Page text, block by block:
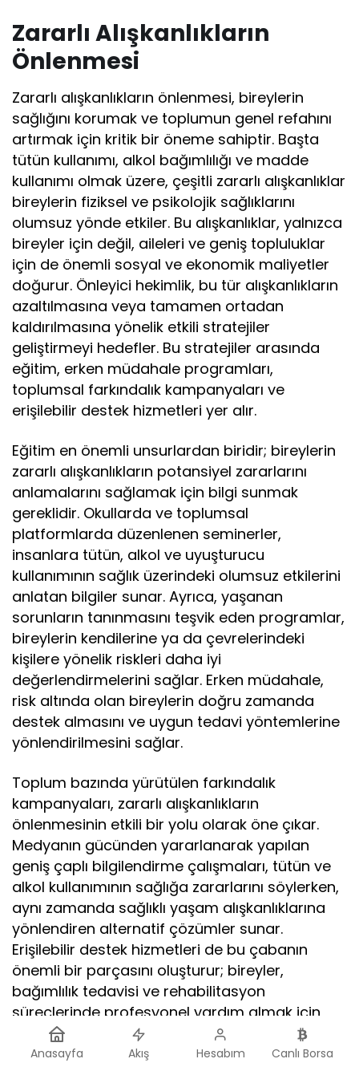
Zararlı Alışkanlıkların
Önlenmesi
Zararlı alışkanlıkların önlenmesi, bireylerin
sağlığını korumak ve toplumun genel refahını
artırmak için kritik bir öneme sahiptir. Başta
tütün kullanımı, alkol bağımlılığı ve madde
kullanımı olmak üzere, çeşitli zararlı alışkanlıklar
bireylerin fiziksel ve psikolojik sağlıklarını
olumsuz yönde etkiler. Bu alışkanlıklar, yalnızca
bireyler için değil, aileleri ve geniş topluluklar
için de önemli sosyal ve ekonomik maliyetler
doğurur. Önleyici hekimlik, bu tür alışkanlıkların
azaltılmasına veya tamamen ortadan
kaldırılmasına yönelik etkili stratejiler
geliştirmeyi hedefler. Bu stratejiler arasında
eğitim, erken müdahale programları,
toplumsal farkındalık kampanyaları ve
erişilebilir destek hizmetleri yer alır.
Eğitim en önemli unsurlardan biridir; bireylerin
zararlı alışkanlıkların potansiyel zararlarını
anlamalarını sağlamak için bilgi sunmak
gereklidir. Okullarda ve toplumsal
platformlarda düzenlenen seminerler,
insanlara tütün, alkol ve uyuşturucu
kullanımının sağlık üzerindeki olumsuz etkilerini
anlatan bilgiler sunar. Ayrıca, yaşanan
sorunların tanınmasını teşvik eden programlar,
bireylerin kendilerine ya da çevrelerindeki
kişilere yönelik riskleri daha iyi
değerlendirmelerini sağlar. Erken müdahale,
risk altında olan bireylerin doğru zamanda
destek almasını ve uygun tedavi yöntemlerine
yönlendirilmesini sağlar.
Toplum bazında yürütülen farkındalık
kampanyaları, zararlı alışkanlıkların
önlenmesinin etkili bir yolu olarak öne çıkar.
Medyanın gücünden yararlanarak yapılan
geniş çaplı bilgilendirme çalışmaları, tütün ve
alkol kullanımının sağlığa zararlarını söylerken,
aynı zamanda sağlıklı yaşam alışkanlıklarına
yönlendiren alternatif çözümler sunar.
Erişilebilir destek hizmetleri de bu çabanın
önemli bir parçasını oluşturur; bireyler,
bağımlılık tedavisi ve rehabilitasyon
süreçlerinde profesyonel yardım almak için
çeşitli kaynaklara başvurabilmelidir. Sonuç
olarak, zararlı alışkanlıkların önlenmesi, toplum
Anasayfa Akış Hesabım Canlı Borsa